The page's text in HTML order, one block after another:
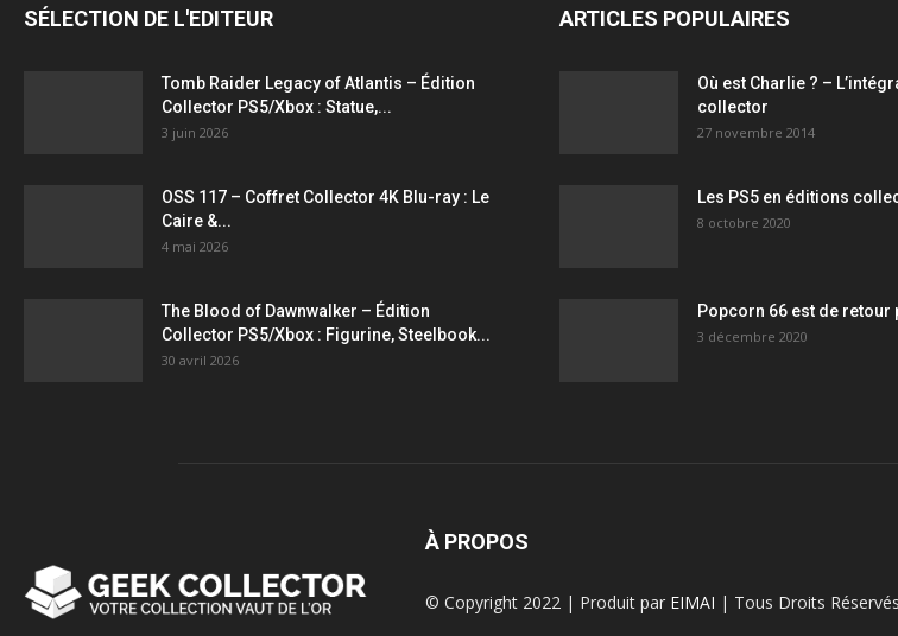
SÉLECTION DE L'EDITEUR
Tomb Raider Legacy of Atlantis – Édition
Collector PS5/Xbox : Statue,...
3 juin 2026
OSS 117 – Coffret Collector 4K Blu-ray : Le
Caire &...
4 mai 2026
The Blood of Dawnwalker – Édition
Collector PS5/Xbox : Figurine, Steelbook...
30 avril 2026
ARTICLES POPULAIRES
Où est Charlie ? –
collector
27 novembre 2014
Les PS5 en éditions
8 octobre 2020
Popcorn 66 est de retour
3 décembre 2020
À PROPOS
© Copyright 2022 | Produit par EIMAI | Tous Droits Réservés